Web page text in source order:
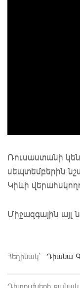
Ռուսաստանի
սեպտեմբերին
Կիևի
Միջազգային այլ
Հեղինակ` Դիանա